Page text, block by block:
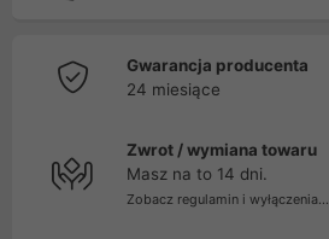
Gwarancja producenta
24 miesiące
Zwrot / wymiana towaru
Masz na to 14 dni.
Zobacz regulamin i wyłączenia...